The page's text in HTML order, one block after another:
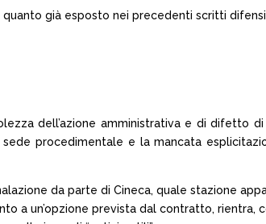
già esposto nei precedenti scritti
dell’azione amministrativa e di difetto
procedimentale e la mancata
da parte di Cineca, quale stazione
a un’opzione prevista dal contratto, rientra,